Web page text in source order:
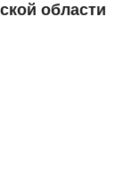
области